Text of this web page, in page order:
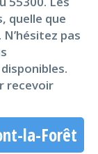
quelle que
pas
recevoir
la-Forêt